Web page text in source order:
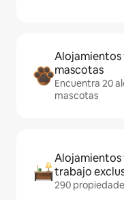
Alojamientos
mascotas
Encuentra 20
mascotas
Alojamientos
trabajo
290